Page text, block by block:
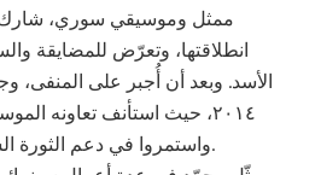
ممثل وموسيقي سوري، شارك
انطلاقتها، وتعرّض للمضايقة
الأسد. وبعد أن أُجبر على المنفى،
٢٠١٤، حيث استأنف تعاونه
واستمروا في دعم الثورة السورية من خلال أغانيهما.